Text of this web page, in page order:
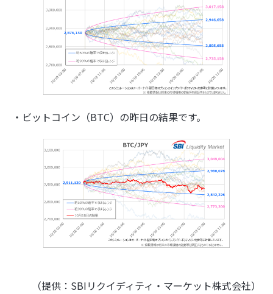
・ビットコイン（BTC）の昨日の結果です。
（提供：SBIリクイディティ・マーケット株式会社）